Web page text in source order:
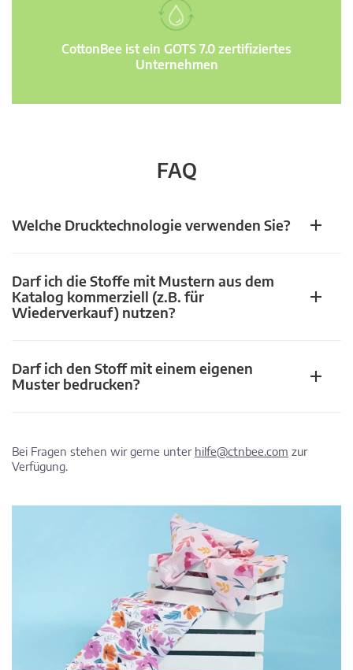
CottonBee ist ein GOTS 7.0 zertifiziertes
Unternehmen
FAQ
Welche Drucktechnologie verwenden Sie?
Darf ich die Stoffe mit Mustern aus dem
Katalog kommerziell (z.B. für
Wiederverkauf) nutzen?
Darf ich den Stoff mit einem eigenen
Muster bedrucken?
Bei Fragen stehen wir gerne unter hilfe@ctnbee.com zur
Verfügung.